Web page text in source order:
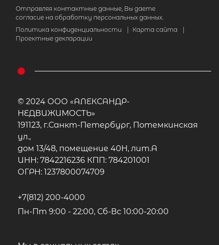
Отправляя контактные данные, Вы даете
согласие на обработку персональных данных.
Политика конфиденциальности
Карта сайта
Проектные декларации
© 2024 ООО «АЛЕКСАНДР-
НЕДВИЖИМОСТЬ»
191123, г.Санкт-Петербург, Потемкинская
ул.,
дом 13/48, помещение 40Н, лит.А
ИНН: 7842216236 КПП: 784201001
ОГРН: 1237800074709
+7(812) 200-4000
Пн-Пт 9:00 - 22:00, Сб-Вс 10:00-20:00